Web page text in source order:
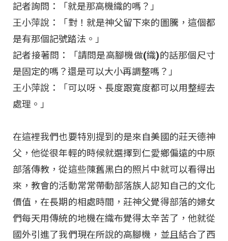
記者詢問：「就是那高機織的嗎？」
王小萍說：「對！就是神父留下來的圖騰，這個都
是有那個記號踏法。」
記者接著問：「請問是高腳機做(織)的話那個尺寸
是固定的嗎？還是可以大小再調整嗎？」
王小萍說：「可以呀、長度跟寛度都可以用整經去
處理。」
在這裡我們也要特別提到的是來自美國的莊天德神
父，他從很年輕的時候就選擇到仁愛鄉偏遠的中原
部落傳教，從這些陳舊黑白的照片中就可以看得出
來，教會的活動常常帶動部落族人認知自己的文化
價值，在長期的相處時間，莊神父覺得部落的婦女
們每天用傳統的地機在織布覺得太辛苦了，他就從
國外引進了我們現在所說的高腳機，並且結合了西